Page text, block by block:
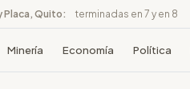
Placa, Quito: terminadas en 7 y en 8
Minería Economía Política